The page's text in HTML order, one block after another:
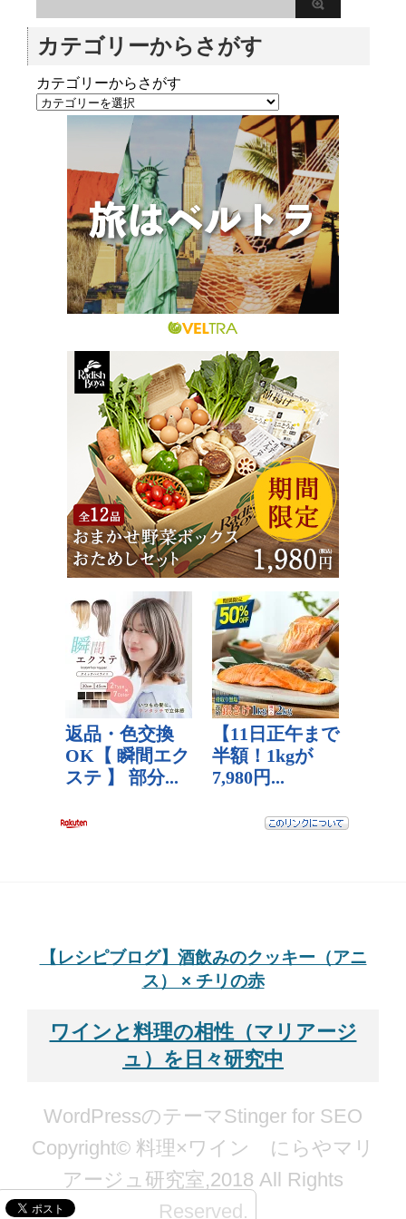
カテゴリーからさがす
カテゴリーからさがす
【レシピブログ】酒飲みのクッキー（アニ
ス） × チリの赤
ワインと料理の相性（マリアージ
ュ）を日々研究中
WordPressのテーマStinger for SEO
Copyright© 料理×ワイン にらやマリ
アージュ研究室,2018 All Rights
Reserved.